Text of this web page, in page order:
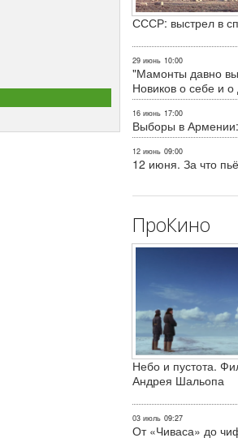
СССР: выстрел в
29 июнь 10:00
"Мамонты давно
Новиков о себе и о
16 июнь 17:00
Выборы в
12 июнь 09:00
12 июня. За что
ПроКино
Небо и пустота.
Андрея Шальопа
03 июль 09:27
От «Чиваса» до